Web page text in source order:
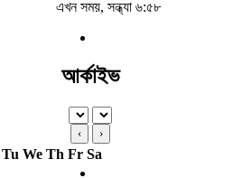
এখন সময়, সন্ধ্যা ৬:৫৮
আর্কাইভ
‹ ›
Tu We Th Fr Sa